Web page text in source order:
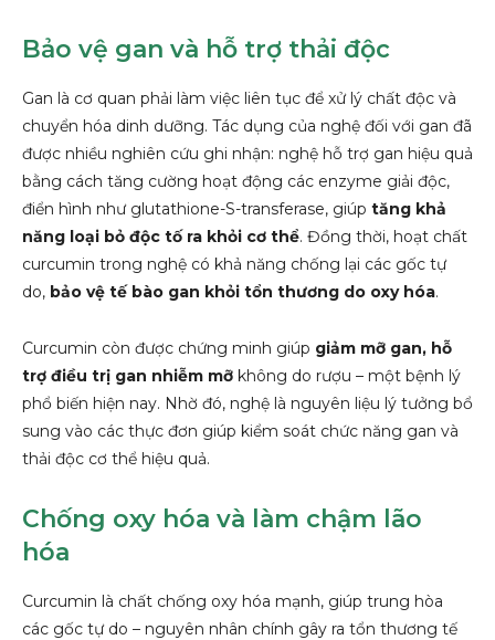
Bảo vệ gan và hỗ trợ thải độc
Gan là cơ quan phải làm việc liên tục để xử lý chất độc và
chuyển hóa dinh dưỡng. Tác dụng của nghệ đối với gan đã
được nhiều nghiên cứu ghi nhận: nghệ hỗ trợ gan hiệu quả
bằng cách tăng cường hoạt động các enzyme giải độc,
điển hình như glutathione-S-transferase, giúp tăng khả
năng loại bỏ độc tố ra khỏi cơ thể. Đồng thời, hoạt chất
curcumin trong nghệ có khả năng chống lại các gốc tự
do, bảo vệ tế bào gan khỏi tổn thương do oxy hóa.
Curcumin còn được chứng minh giúp giảm mỡ gan, hỗ
trợ điều trị gan nhiễm mỡ không do rượu – một bệnh lý
phổ biến hiện nay. Nhờ đó, nghệ là nguyên liệu lý tưởng bổ
sung vào các thực đơn giúp kiểm soát chức năng gan và
thải độc cơ thể hiệu quả.
Chống oxy hóa và làm chậm lão
hóa
Curcumin là chất chống oxy hóa mạnh, giúp trung hòa
các gốc tự do – nguyên nhân chính gây ra tổn thương tế